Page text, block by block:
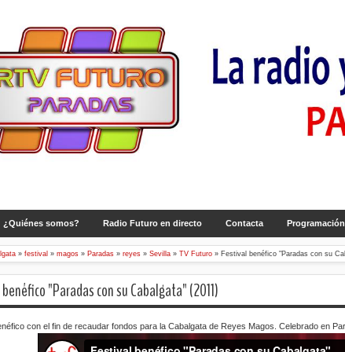
¿Quiénes somos? Radio Futuro en directo Contacta
» festival » magos » Paradas » reyes » Sevilla » TV Futuro » Festival benéfico "Paradas con su
"Paradas con su Cabalgata" (2011)
con el fin de recaudar fondos para la Cabalgata de Reyes Magos. Celebrado en